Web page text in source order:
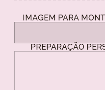
IMAGEM PARA
PREPARAÇÃO